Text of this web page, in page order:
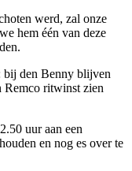
werd, zal onze
hem één van deze
bij den Benny blijven
ritwinst zien
uur aan een
en nog es over te